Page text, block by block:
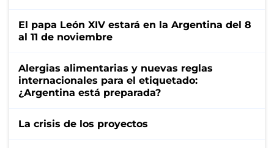
El papa León XIV estará en la Argentina del 8
al 11 de noviembre
Alergias alimentarias y nuevas reglas
internacionales para el etiquetado:
¿Argentina está preparada?
La crisis de los proyectos